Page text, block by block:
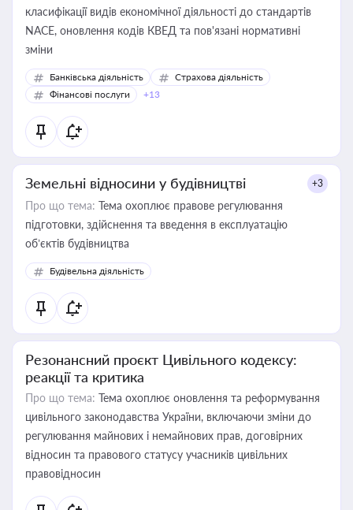
класифікації видів економічної діяльності до стандартів
NACE, оновлення кодів КВЕД та пов'язані нормативні
зміни
Банківська діяльність
Страхова діяльність
Фінансові послуги
+13
Земельні відносини у будівництві +3
Про що тема: Тема охоплює правове регулювання
підготовки, здійснення та введення в експлуатацію
об’єктів будівництва
Будівельна діяльність
Резонансний проєкт Цивільного кодексу:
реакції та критика
Про що тема: Тема охоплює оновлення та реформування
цивільного законодавства України, включаючи зміни до
регулювання майнових і немайнових прав, договірних
відносин та правового статусу учасників цивільних
правовідносин